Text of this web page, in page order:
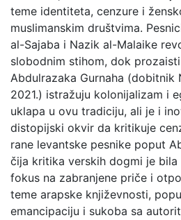
teme identiteta, cenzure i
muslimanskim društvima.
al-Sajaba i Nazik al-Malaike
slobodnim stihom, dok
Abdulrazaka Gurnaha (dobitnik
2021.) istražuju kolonijalizam i
uklapa u ovu tradiciju, ali je i
distopijski okvir da kritikuje
rane levantske pesnike poput
čija kritika verskih dogmi je
fokus na zabranjene priče i
teme arapske književnosti,
emancipaciju i sukoba sa